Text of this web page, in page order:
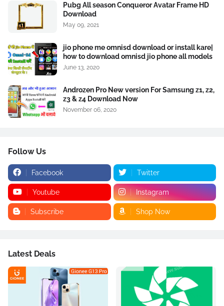
Pubg All season Conqueror Avatar Frame HD
Download
May 09, 2021
jio phone me omnisd download or install kare|
how to download omnisd jio phone all models
June 13, 2020
Androzen Pro New version For Samsung z1, z2,
z3 & z4 Download Now
November 06, 2020
Follow Us
Facebook Twitter
Youtube Instagram
Subscribe Shop Now
Latest Deals